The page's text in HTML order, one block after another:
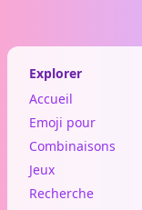
Explorer
Accueil
Emoji pour
Combinaisons
Jeux
Recherche